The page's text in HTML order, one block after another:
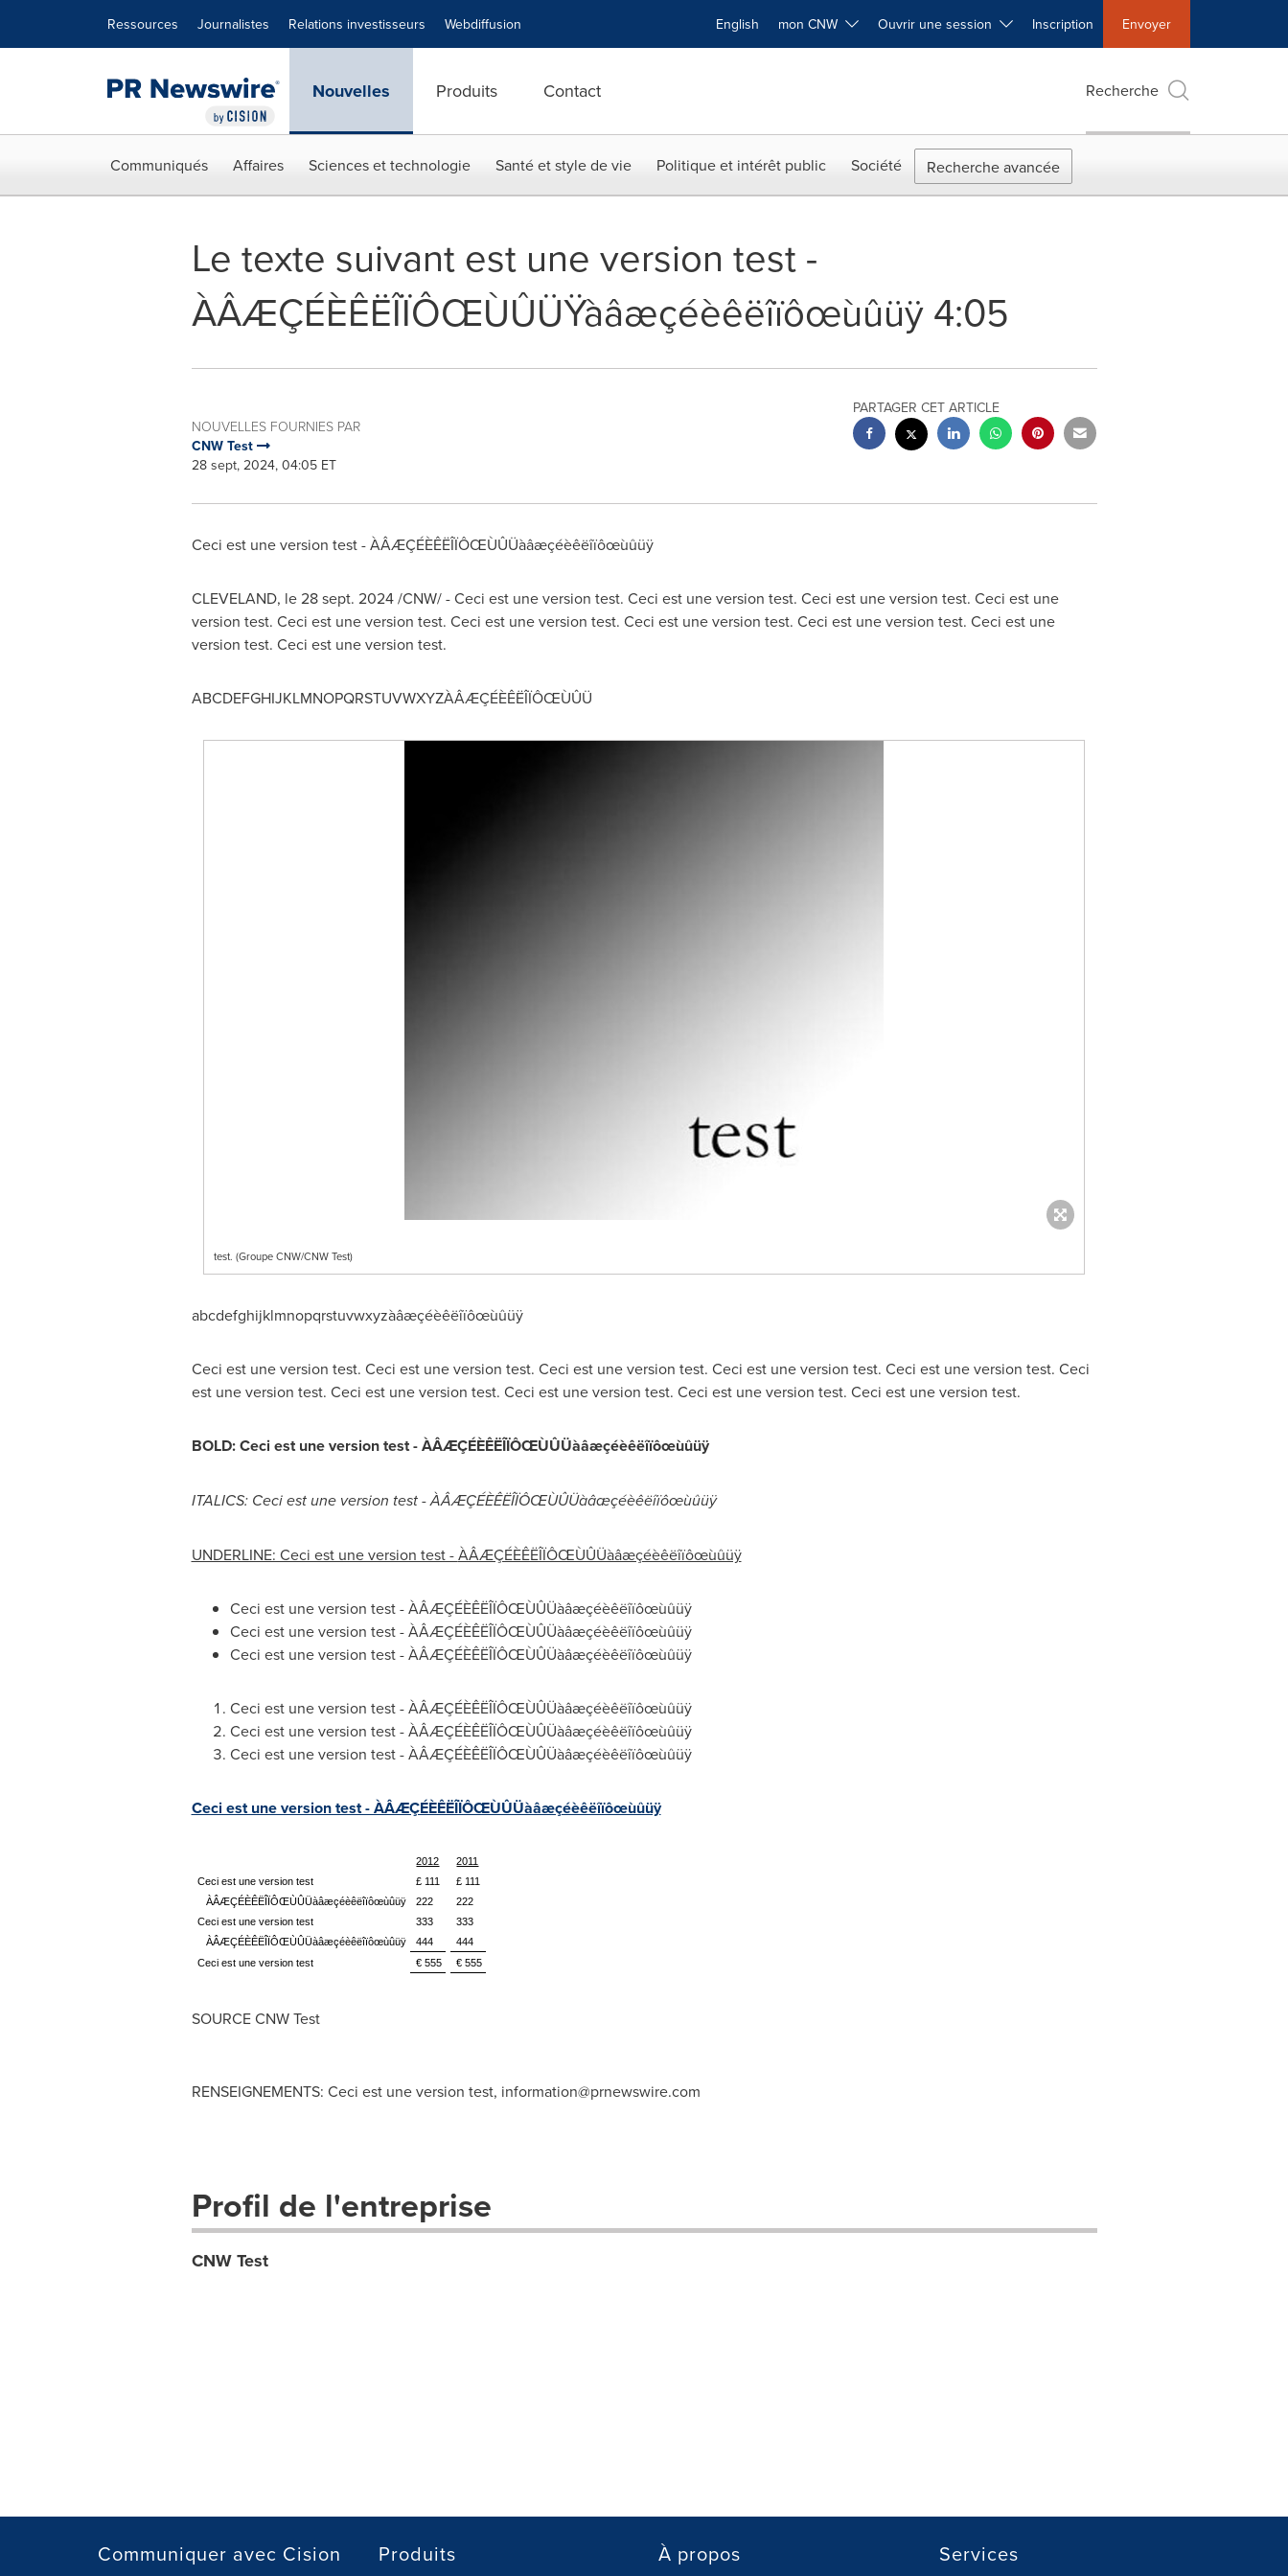
Ressources Journalistes Relations investisseurs Webdiffusion English mon CNW Ouvrir une session Inscription Envoyer
Nouvelles Produits Contact Recherche
Communiqués Affaires Sciences et technologie Santé et style de vie Politique et intérêt public Société Recherche avancée
Le texte suivant est une version test -
ÀÂÆÇÉÈÊËÎÏÔŒÙÛÜŸàâæçéèêëîïôœùûüÿ 4:05
NOUVELLES FOURNIES PAR
CNW Test
28 sept, 2024, 04:05 ET
PARTAGER CET ARTICLE
Ceci est une version test - ÀÂÆÇÉÈÊËÎÏÔŒÙÛÜàâæçéèêëîïôœùûüÿ
CLEVELAND, le28 sept. 2024/CNW/ - Ceci est une version test. Ceci est une version test. Ceci est une version test. Ceci est une
version test. Ceci est une version test. Ceci est une version test. Ceci est une version test. Ceci est une version test. Ceci est une
version test. Ceci est une version test.
ABCDEFGHIJKLMNOPQRSTUVWXYZÀÂÆÇÉÈÊËÎÏÔŒÙÛÜ
test. (Groupe CNW/CNW Test)
abcdefghijklmnopqrstuvwxyzàâæçéèêëîïôœùûüÿ
Ceci est une version test. Ceci est une version test. Ceci est une version test. Ceci est une version test. Ceci est une version test. Ceci
est une version test. Ceci est une version test. Ceci est une version test. Ceci est une version test. Ceci est une version test.
BOLD: Ceci est une version test -ÀÂÆÇÉÈÊËÎÏÔŒÙÛÜàâæçéèêëîïôœùûüÿ
ITALICS: Ceci est une version test -ÀÂÆÇÉÈÊËÎÏÔŒÙÛÜàâæçéèêëîïôœùûüÿ
UNDERLINE: Ceci est une version test -ÀÂÆÇÉÈÊËÎÏÔŒÙÛÜàâæçéèêëîïôœùûüÿ
Ceci est une version test - ÀÂÆÇÉÈÊËÎÏÔŒÙÛÜàâæçéèêëîïôœùûüÿ
Ceci est une version test - ÀÂÆÇÉÈÊËÎÏÔŒÙÛÜàâæçéèêëîïôœùûüÿ
Ceci est une version test - ÀÂÆÇÉÈÊËÎÏÔŒÙÛÜàâæçéèêëîïôœùûüÿ
Ceci est une version test - ÀÂÆÇÉÈÊËÎÏÔŒÙÛÜàâæçéèêëîïôœùûüÿ
Ceci est une version test - ÀÂÆÇÉÈÊËÎÏÔŒÙÛÜàâæçéèêëîïôœùûüÿ
Ceci est une version test - ÀÂÆÇÉÈÊËÎÏÔŒÙÛÜàâæçéèêëîïôœùûüÿ
Ceci est une version test - ÀÂÆÇÉÈÊËÎÏÔŒÙÛÜàâæçéèêëîïôœùûüÿ
2012
2011
Ceci est une version test
£ 111
£ 111
ÀÂÆÇÉÈÊËÎÏÔŒÙÛÜàâæçéèêëîïôœùûüÿ
222
222
Ceci est une version test
333
333
ÀÂÆÇÉÈÊËÎÏÔŒÙÛÜàâæçéèêëîïôœùûüÿ
444
444
Ceci est une version test
€ 555 € 555
SOURCE CNW Test
RENSEIGNEMENTS: Ceci est une version test, information@prnewswire.com
Profil de l'entreprise
CNW Test
Communiquer avec Cision Produits À propos Services